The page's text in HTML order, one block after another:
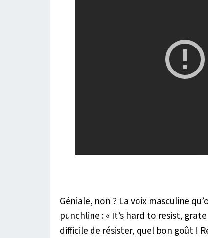
Géniale, non ? La voix masculine
punchline :« It’s hard to resist,
difficile de résister, quel bon goût !